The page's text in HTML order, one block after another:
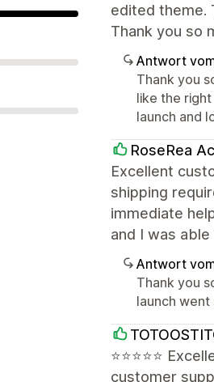
edited theme.
Thank you so
Antwort
Thank you
like the
launch and
RoseRea
Excellent
shipping
immediate
and I was
Antwort
Thank you
launch went
⭐⭐⭐⭐⭐
customer